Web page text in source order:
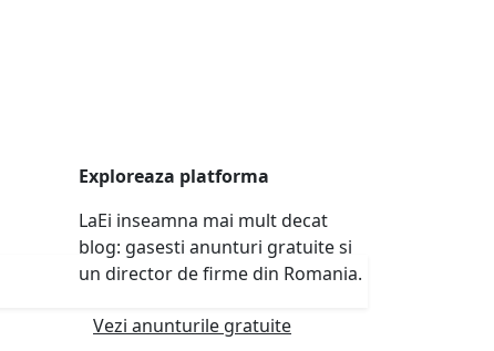
Exploreaza platforma
LaEi inseamna mai mult decat
blog: gasesti anunturi gratuite si
un director de firme din Romania.
Vezi anunturile gratuite